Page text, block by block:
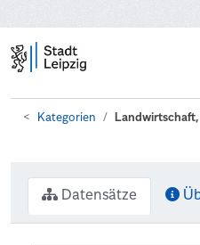
Kategorien Landwirtschaft,
Datensätze